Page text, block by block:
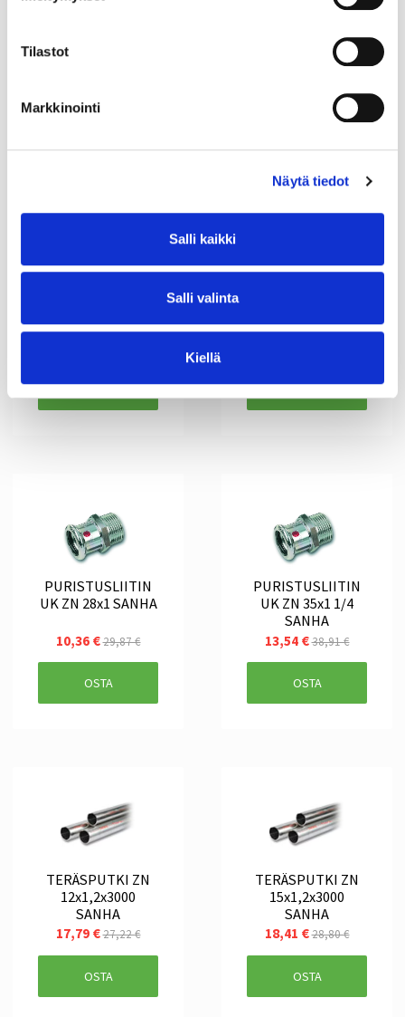
Tilastot
Markkinointi
Näytä tiedot
Salli kaikki
Salli valinta
Kiellä
7,36 € 24,72 €
SANHA
OSTA
SANHA
OSTA
PURISTUSLIITIN
UK ZN 28x1 SANHA
10,36 €29,87 €
OSTA
PURISTUSLIITIN
UK ZN 35x1 1/4
SANHA
13,54 €38,91 €
OSTA
TERÄSPUTKI ZN
12x1,2x3000
SANHA
17,79 €27,22 €
OSTA
TERÄSPUTKI ZN
15x1,2x3000
SANHA
18,41 €28,80 €
OSTA